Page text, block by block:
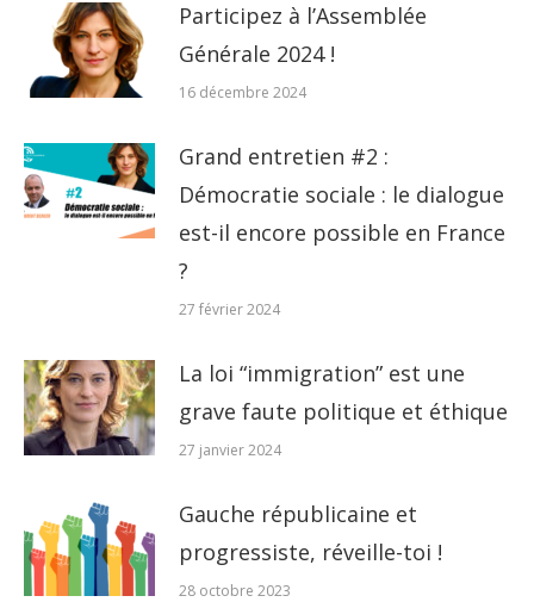
Participez à l’Assemblée
Générale 2024 !
16 décembre 2024
Grand entretien #2 :
Démocratie sociale : le dialogue
est-il encore possible en France
?
27 février 2024
La loi “immigration” est une
grave faute politique et éthique
27 janvier 2024
Gauche républicaine et
progressiste, réveille-toi !
28 octobre 2023